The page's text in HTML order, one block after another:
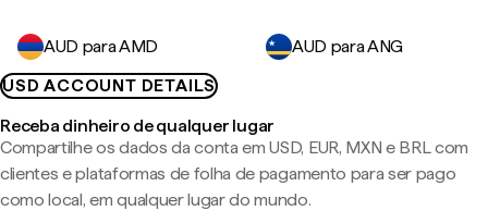
AUD para AMD
AUD para ANG
USD ACCOUNT DETAILS
Receba dinheiro de qualquer lugar
Compartilhe os dados da conta em USD, EUR, MXN e BRL com
clientes e plataformas de folha de pagamento para ser pago
como local, em qualquer lugar do mundo.